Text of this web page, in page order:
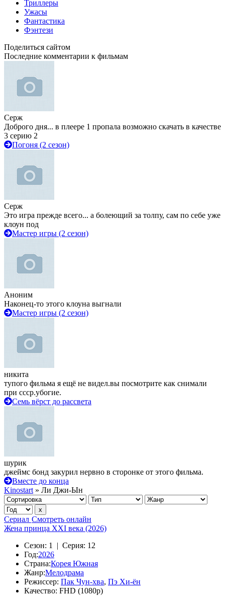
Триллеры
Ужасы
Фантастика
Фэнтези
Поделиться сайтом
Последние комментарии к фильмам
Серж
Доброго дня... в плеере 1 пропала возможно скачать в качестве
3 серию 2
Погоня (2 сезон)
Серж
Это игра прежде всего... а болеющий за толпу, сам по себе уже
клоун под
Мастер игры (2 сезон)
Аноним
Наконец-то этого клоуна выгнали
Мастер игры (2 сезон)
никита
тупого фильма я ещё не видел.вы посмотрите как снимали
при ссср.убогие.
Семь вёрст до рассвета
шурик
джеймс бонд закурил нервно в сторонке от этого фильма.
Вместе до конца
Kinostart » Ли Джи-Ын
Сериал Смотреть онлайн
Жена принца XXI века (2026)
Сезон: 1 | Серия: 12
Год:2026
Страна:Корея Южная
Жанр:Мелодрама
Режиссер: Пак Чун-хва, Пэ Хи-ён
Качество: FHD (1080p)